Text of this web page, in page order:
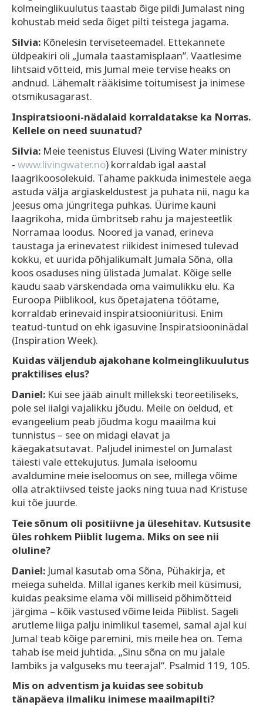
kolmeinglikuulutus taastab õige pildi Jumalast ning
kohustab meid seda õiget pilti teistega jagama.
Silvia: Kõnelesin terviseteemadel. Ettekannete
üldpeakiri oli „Jumala taastamisplaan”. Vaatlesime
lihtsaid võtteid, mis Jumal meie tervise heaks on
andnud. Lähemalt rääkisime toitumisest ja inimese
otsmikusagarast.
Inspiratsiooni-nädalaid korraldatakse ka Norras.
Kellele on need suunatud?
Silvia: Meie teenistus Eluvesi (Living Water ministry
- www.livingwater.no) korraldab igal aastal
laagrikoosolekuid. Tahame pakkuda inimestele aega
astuda välja argiaskeldustest ja puhata nii, nagu ka
Jeesus oma jüngritega puhkas. Üürime kauni
laagrikoha, mida ümbritseb rahu ja majesteetlik
Norramaa loodus. Noored ja vanad, erineva
taustaga ja erinevatest riikidest inimesed tulevad
kokku, et uurida põhjalikumalt Jumala Sõna, olla
koos osaduses ning ülistada Jumalat. Kõige selle
kaudu saab värskendada oma vaimulikku elu. Ka
Euroopa Piiblikool, kus õpetajatena töötame,
korraldab erinevaid inspiratsiooniüritusi. Enim
teatud-tuntud on ehk igasuvine Inspiratsiooninädal
(Inspiration Week).
Kuidas väljendub ajakohane kolmeinglikuulutus
praktilises elus?
Daniel: Kui see jääb ainult millekski teoreetiliseks,
pole sel iialgi vajalikku jõudu. Meile on öeldud, et
evangeelium peab jõudma kogu maailma kui
tunnistus – see on midagi elavat ja
käegakatsutavat. Paljudel inimestel on Jumalast
täiesti vale ettekujutus. Jumala iseloomu
avaldumine meie iseloomus on see, millega võime
olla atraktiivsed teiste jaoks ning tuua nad Kristuse
kui tõe juurde.
Teie sõnum oli positiivne ja ülesehitav. Kutsusite
üles rohkem Piiblit lugema. Miks on see nii
oluline?
Daniel: Jumal kasutab oma Sõna, Pühakirja, et
meiega suhelda. Millal iganes kerkib meil küsimusi,
kuidas peaksime elama või milliseid põhimõtteid
järgima – kõik vastused võime leida Piiblist. Sageli
arutleme liiga palju inimlikul tasemel, samal ajal kui
Jumal teab kõige paremini, mis meile hea on. Tema
tahab ise meid juhtida. „Sinu sõna on mu jalale
lambiks ja valguseks mu teerajal“. Psalmid 119, 105.
Mis on adventism ja kuidas see sobitub
tänapäeva ilmaliku inimese maailmapilti?